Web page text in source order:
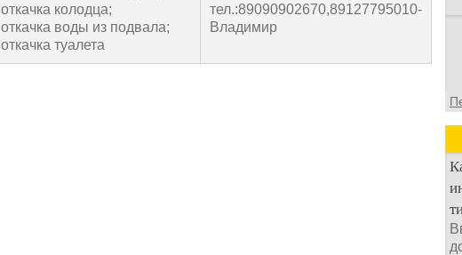
откачка колодца;
откачка воды из подвала;
откачка туалета
тел.:89090902670,89127795010-
Владимир